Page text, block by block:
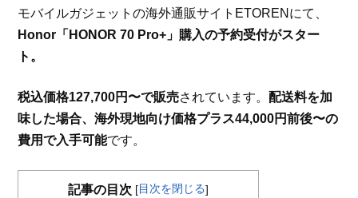
モバイルガジェットの海外通販サイトETORENにて、
Honor「HONOR 70 Pro+」購入の予約受付がスター
ト。
税込価格127,700円〜で販売されています。配送料を加
味した場合、海外現地向け価格プラス44,000円前後〜の
費用で入手可能です。
記事の目次 [目次を閉じる]